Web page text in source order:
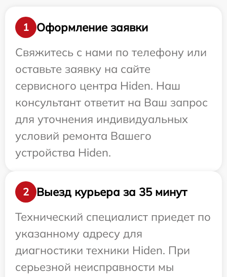
1
Оформление заявки
Свяжитесь с нами по телефону или
оставьте заявку на сайте
сервисного центра Hiden. Наш
консультант ответит на Ваш запрос
для уточнения индивидуальных
условий ремонта Вашего
устройства Hiden.
2
Выезд курьера за 35 минут
Технический специалист приедет по
указанному адресу для
диагностики техники Hiden. При
серьезной неисправности мы